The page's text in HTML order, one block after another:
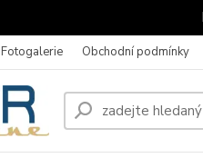
Fotogalerie Obchodní podmínky